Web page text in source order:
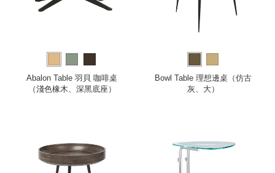
Abalon Table 羽貝 咖啡桌
（淺色橡木、深黑底座）
Bowl Table 理想邊桌（仿古
灰、大）